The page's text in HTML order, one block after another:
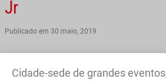
Jr
Publicado em 30 maio, 2019
Cidade-sede de grandes